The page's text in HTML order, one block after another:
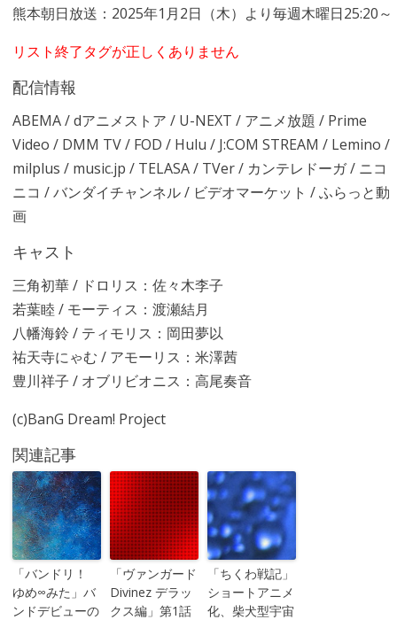
熊本朝日放送：2025年1月2日（木）より毎週木曜日25:20～
リスト終了タグが正しくありません
配信情報
ABEMA / dアニメストア / U-NEXT / アニメ放題 / Prime
Video / DMM TV / FOD / Hulu / J:COM STREAM / Lemino /
milplus / music.jp / TELASA / TVer / カンテレドーガ / ニコ
ニコ / バンダイチャンネル / ビデオマーケット / ふらっと動
画
キャスト
三角初華 / ドロリス：佐々木李子
若葉睦 / モーティス：渡瀬結月
八幡海鈴 / ティモリス：岡田夢以
祐天寺にゃむ / アモーリス：米澤茜
豊川祥子 / オブリビオニス：高尾奏音
(c)BanG Dream! Project
関連記事
「バンドリ！
ゆめ∞みた」バ
ンドデビューの
「ヴァンガード
Divinez デラッ
クス編」第1話
「ちくわ戦記」
ショートアニメ
化、柴犬型宇宙